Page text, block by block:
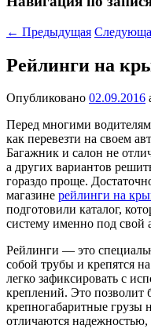
← Предыдущая
Рейлинги на
Опубликовано 02.09.2016
Перед многими
как перевезти на своем
Багажник и салон не
а других вариантов
гораздо проще.
магазине рейлинги на
подготовили каталог,
систему именно под свой
Рейлинги — это
собой трубы и крепятся
легко зафиксировать с
креплений. Это позволит
крепногабаритные грузы
отличаются